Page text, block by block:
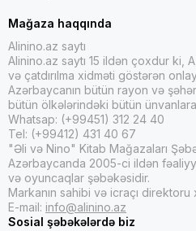
Mağaza haqqında
Alinino.az saytı
Alinino.az saytı 15 ildən çoxdur ki,
və çatdırılma xidməti göstərən
Azərbaycanın bütün rayon və
bütün ölkələrindəki bütün ünvanlara
Whatsap: (+99451) 312 24 40
Tel: (+99412) 431 40 67
"Əli və Nino" Kitab Mağazaları
Azərbaycanda 2005-ci ildən
və oyuncaqlar şəbəkəsidir.
Markanın sahibi və icraçı direktoru
E-mail: info@alinino.az
Sosial şəbəkələrdə biz